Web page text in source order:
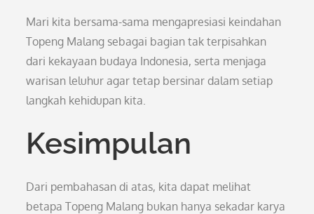
Mari kita bersama-sama mengapresiasi keindahan
Topeng Malang sebagai bagian tak terpisahkan
dari kekayaan budaya Indonesia, serta menjaga
warisan leluhur agar tetap bersinar dalam setiap
langkah kehidupan kita.
Kesimpulan
Dari pembahasan di atas, kita dapat melihat
betapa Topeng Malang bukan hanya sekadar karya